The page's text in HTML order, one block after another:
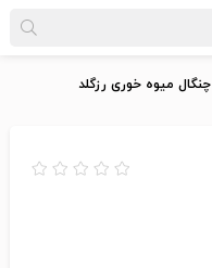
چنگال میوه خوری رزگلد